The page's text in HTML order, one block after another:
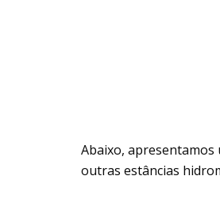
Abaixo, apresentamos
outras estâncias